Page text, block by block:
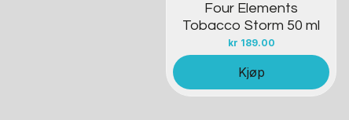
Four Elements
Tobacco Storm 50 ml
kr 189.00
Kjøp